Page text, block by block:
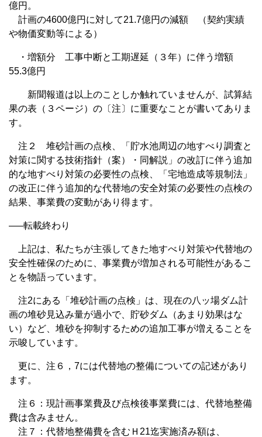
億円。
計画の4600億円に対して21.7億円の減額 （契約実績
や物価変動等による）
・増額分 工事中断と工期遅延（３年）に伴う増額
55.3億円
新聞報道は以上のことしか触れていませんが、試算結
果の表（３ページ）の〔注〕に重要なことが書いてありま
す。
注２ 堆砂計画の点検、「貯水池周辺の地すべり調査と
対策に関する技術指針（案）・同解説」の改訂に伴う追加
的な地すべり対策の必要性の点検、「宅地造成等規制法」
の改正に伴う追加的な代替地の安全対策の必要性の点検の
結果、事業費の変動があり得ます。
—–転載終わり
上記は、私たちが主張してきた地すべり対策や代替地の
安全性確保のために、事業費が増加される可能性があるこ
とを物語っています。
注2にある「堆砂計画の点検」は、現在の八ッ場ダム計
画の堆砂見込み量が過小で、貯砂ダム（あまり効果はな
い）など、堆砂を抑制するための追加工事が増えることを
示唆しています。
更に、注６，7には代替地の整備についての記述があり
ます。
注６：現計画事業費及び点検後事業費には、代替地整備
費は含みません。
注７：代替地整備費を含むＨ21迄実施済み額は、